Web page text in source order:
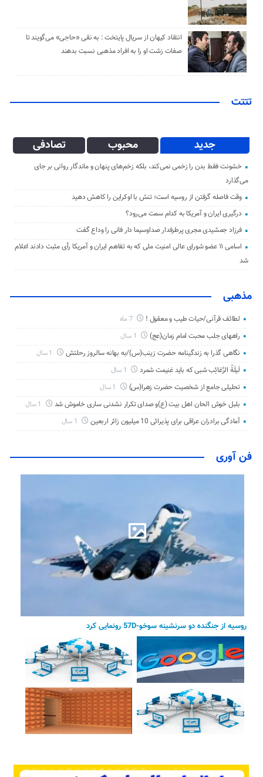
انتقاد کیهان از سریال پایتخت : به نقی «حاجی» می‌گویند تا
صفات زشت او را به افراد مذهبی نسبت بدهند
تتتت
جدید محبوب تصادفی
خشونت فقط بدن را زخمی نمی‌کند، بلکه زخم‌های پنهان و ماندگار روانی بر جای
می‌گذارد
وقت فاصله گرفتن از روسیه است؛ تنش با اوکراین را کاهش دهید
درگیری ایران و آمریکا به کدام سمت می‌رود؟
فرزاد جمشیدی مجری پرطرفدار صداوسیما دار فانی را وداع گفت
اسامی ۱۱ عضو شورای عالی امنیت ملی که به تفاهم ایران و آمریکا رأی مثبت دادند اعلام
شد
مذهبی
لطائف قرآنی/حیات طیب و معقول ! 7 ماه
راههای جلب محبت امام زمان(عج)
نگاهی گذرا به زندگینامه حضرت زینب(س)/به بهانه سالروز رحلتش
لَیلَةُ الرَّغائِب شبی که باید غنیمت شمرد
تحلیلی جامع از شخصیت حضرت زهرا(س)
بلبل خوش الحان اهل بیت (ع)و صدای تکرار نشدنی ساری خاموش شد
آمادگی برادران عراقی برای پذیرائی 10 میلیون زائر اربعین
فن آوری
روسیه از جنگنده دو سرنشینه سوخو-57D رونمایی کرد